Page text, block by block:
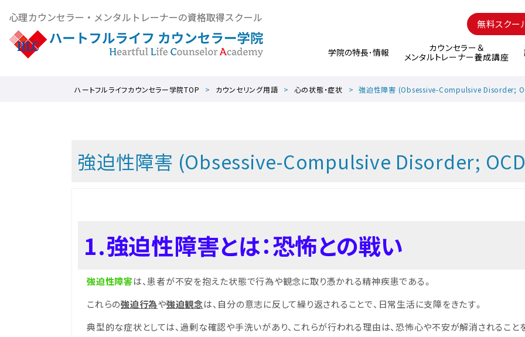
無料スクー
学院の特長･情報
カウンセラー＆
メンタルトレーナー養成講座
ハートフルライフカウンセラー学院TOP カウンセリング用語 心の状態・症状 強迫性障害 (Obsessive-Compulsive Disorder;
強迫性障害 (Obsessive-Compulsive Disorder;
1.強迫性障害とは：恐怖との戦い
強迫性障害は、患者が不安を抱えた状態で行為や観念に取り憑かれる精神疾患である。
これらの強迫行為や強迫観念は、自分の意志に反して繰り返されることで、日常生活に支障をきたす。
典型的な症状としては、過剰な確認や手洗いがあり、これらが行われる理由は、恐怖心や不安が解消されること